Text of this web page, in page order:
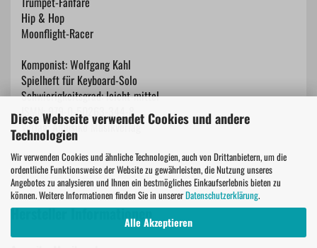
Diese Webseite verwendet Cookies und andere
Technologien
Wir verwenden Cookies und ähnliche Technologien, auch von Drittanbietern, um die
ordentliche Funktionsweise der Website zu gewährleisten, die Nutzung unseres
Angebotes zu analysieren und Ihnen ein bestmögliches Einkaufserlebnis bieten zu
können. Weitere Informationen finden Sie in unsererDatenschutzerklärung.
Alle Akzeptieren
Hip & Hop
Moonflight-Racer
Komponist: Wolfgang Kahl
Spielheft für Keyboard-Solo
Schwierigkeitsgrad: leicht-mittel
ISMN: 979-0-50263-344-8
Verlag: Amusiko Musikverlag
Hersteller Informationen